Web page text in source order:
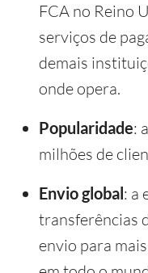
FCA no Reino
serviços de
demais
onde opera.
Popularidade:
milhões de
Envio global: a
transferências
envio para